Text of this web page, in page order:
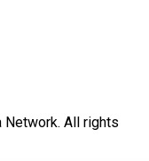
Network. All rights